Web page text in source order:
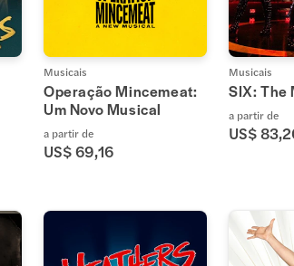
Musicais
Operação Mincemeat:
Um Novo Musical
a partir de
US$ 69,16
Musicais
SIX: The
a partir de
US$